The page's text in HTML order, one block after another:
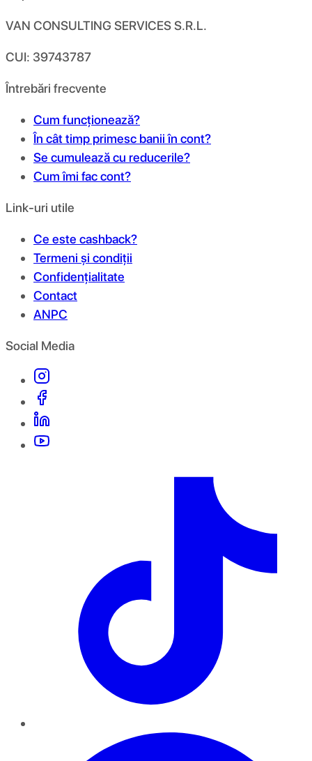
VAN CONSULTING SERVICES S.R.L.
CUI: 39743787
Întrebări frecvente
Cum funcționează?
În cât timp primesc banii în cont?
Se cumulează cu reducerile?
Cum îmi fac cont?
Link-uri utile
Ce este cashback?
Termeni și condiții
Confidențialitate
Contact
ANPC
Social Media